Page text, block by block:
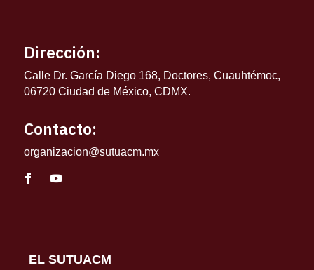
Dirección:
Calle Dr. García Diego 168, Doctores, Cuauhtémoc,
06720 Ciudad de México, CDMX.
Contacto:
organizacion@sutuacm.mx
EL SUTUACM